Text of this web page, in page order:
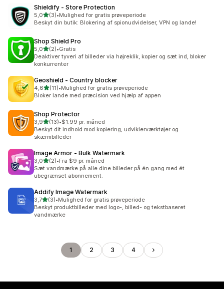
Shieldify ‑ Store Protection
5,0ud af 5 stjerner
(3)
3 anmeldelser i alt
•Mulighed for gratis prøveperiode
Beskyt din butik: Blokering af spionudvidelser, VPN og lande!
Shop Shield Pro
5,0ud af 5 stjerner
(2)
2 anmeldelser i alt
•Gratis
Deaktiver tyveri af billeder via højreklik, kopier og sæt ind, bloker
konkurrenter
Geoshield ‑ Country blocker
4,6ud af 5 stjerner
(11)
11 anmeldelser i alt
•Mulighed for gratis prøveperiode
Bloker lande med præcision ved hjælp af appen
Shop Protector
3,9ud af 5 stjerner
(13)
13 anmeldelser i alt
•$1.99 pr. måned
Beskyt dit indhold mod kopiering, udviklerværktøjer og
skærmbilleder
Image Armor ‑ Bulk Watermark
3,0ud af 5 stjerner
(2)
2 anmeldelser i alt
•Fra $9 pr. måned
Sæt vandmærke på alle dine billeder på én gang med ét
ubegrænset abonnement.
Addify Image Watermark
3,7ud af 5 stjerner
(3)
3 anmeldelser i alt
•Mulighed for gratis prøveperiode
Beskyt produktbilleder med logo-, billed- og tekstbaseret
vandmærke
1 2 3 4